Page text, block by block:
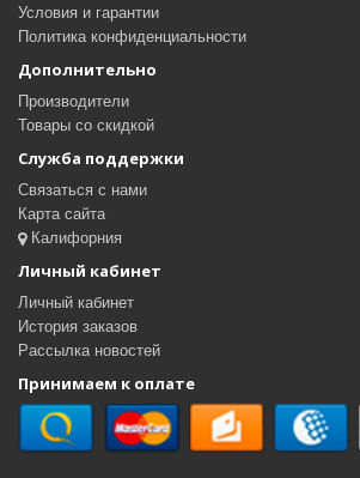
Условия и гарантии
Политика конфиденциальности
Дополнительно
Производители
Товары со скидкой
Служба поддержки
Связаться с нами
Карта сайта
Калифорния
Личный кабинет
Личный кабинет
История заказов
Рассылка новостей
Принимаем к оплате